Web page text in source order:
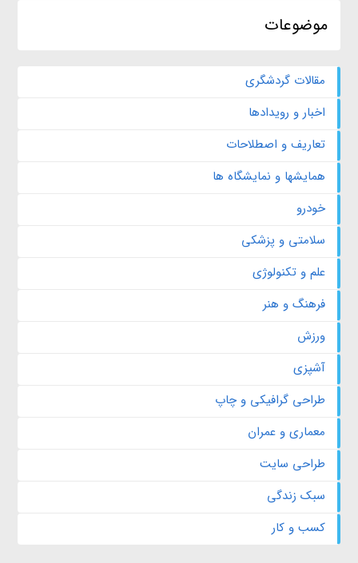
موضوعات
مقالات گردشگری
اخبار و رویدادها
تعاریف و اصطلاحات
همایشها و نمایشگاه ها
خودرو
سلامتی و پزشکی
علم و تکنولوژی
فرهنگ و هنر
ورزش
آشپزی
طراحی گرافیکی و چاپ
معماری و عمران
طراحی سایت
سبک زندگی
کسب و کار